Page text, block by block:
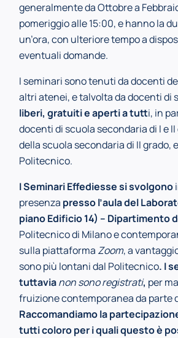
generalmente da Ottobre a
pomeriggio alle 15:00, e hanno la
un’ora, con ulteriore tempo a
eventuali domande.
I seminari sono tenuti da docenti
altri atenei, e talvolta da docenti di
liberi, gratuiti e aperti a tutti, in
docenti di scuola secondaria di I e
della scuola secondaria di II grado,
Politecnico.
I Seminari Effediesse si svolgono
presenza presso l’aula del
piano Edificio 14) – Dipartimento
Politecnico di Milano e
sulla piattaforma Zoom, a
sono più lontani dal Politecnico. I
tuttavianon sono registrati, per
fruizione contemporanea da parte
Raccomandiamo la
tutti coloro per i quali questo è